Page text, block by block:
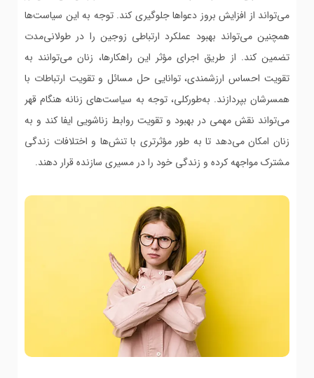
می‌تواند از افزایش بروز دعواها جلوگیری کند. توجه به این سیاست‌ها
همچنین می‌تواند بهبود عملکرد ارتباطی زوجین را در طولانی‌مدت
تضمین کند. از طریق اجرای مؤثر این راهکارها، زنان می‌توانند به
تقویت احساس ارزشمندی، توانایی حل مسائل و تقویت ارتباطات با
همسرشان بپردازند. به‌طورکلی، توجه به سیاست‌های زنانه هنگام قهر
می‌تواند نقش مهمی در بهبود و تقویت روابط زناشویی ایفا کند و به
زنان امکان می‌دهد تا به طور مؤثرتری با تنش‌ها و اختلافات زندگی
مشترک مواجهه کرده و زندگی خود را در مسیری سازنده قرار دهند.